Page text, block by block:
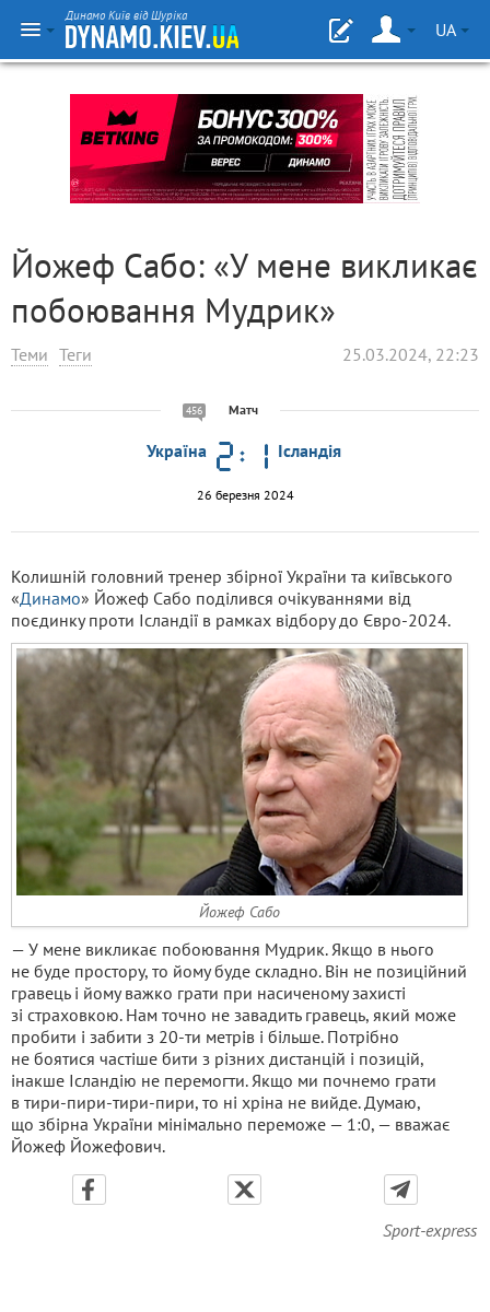
Динамо Київ від Шуріка
UA
Йожеф Сабо: «У мене викликає
побоювання Мудрик»
Теми Теги 25.03.2024, 22:23
456 Матч
Україна Ісландія
26 березня 2024
Колишній головний тренер збірної України та київського
«Динамо» Йожеф Сабо поділився очікуваннями від
поєдинку проти Ісландії в рамках відбору до Євро-2024.
Йожеф Сабо
— У мене викликає побоювання Мудрик. Якщо в нього
не буде простору, то йому буде складно. Він не позиційний
гравець і йому важко грати при насиченому захисті
зі страховкою. Нам точно не завадить гравець, який може
пробити і забити з 20-ти метрів і більше. Потрібно
не боятися частіше бити з різних дистанцій і позицій,
інакше Ісландію не перемогти. Якщо ми почнемо грати
в тири-пири-тири-пири, то ні хріна не вийде. Думаю,
що збірна України мінімально переможе — 1:0, — вважає
Йожеф Йожефович.
Sport-express